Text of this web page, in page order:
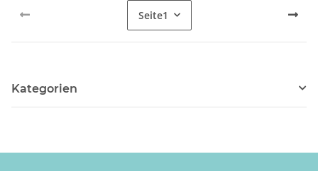
Seite1
Kategorien